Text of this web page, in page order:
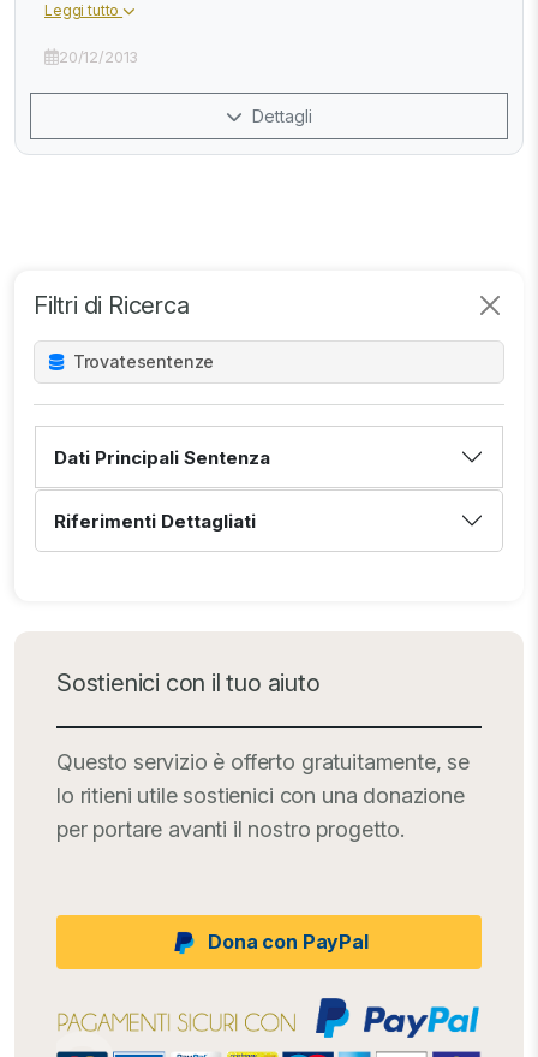
Filtri di Ricerca
Trovatesentenze
Dati Principali Sentenza
Riferimenti Dettagliati
Sostienici con il tuo aiuto
Questo servizio è offerto gratuitamente, se
lo ritieni utile sostienici con una donazione
per portare avanti il nostro progetto.
Dona con PayPal
Leggi tutto
20/12/2013
Dettagli